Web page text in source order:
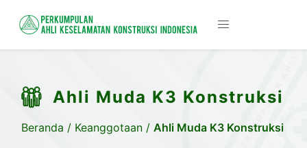
Ahli Muda K3 Konstruksi
Beranda / Keanggotaan / Ahli Muda K3 Konstruksi